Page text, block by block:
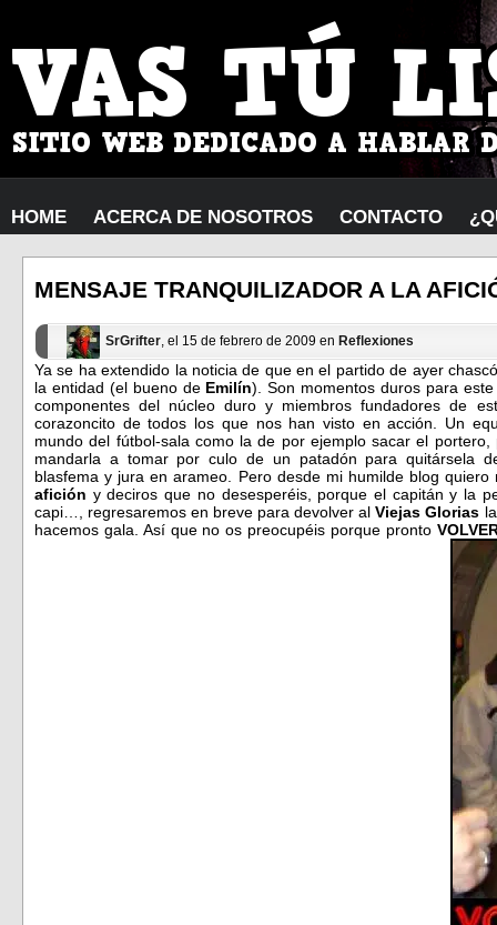
HOME ACERCA DE NOSOTROS CONTACTO
MENSAJE TRANQUILIZADOR A LA
SrGrifter, el 15 de febrero de 2009 en Reflexiones
Ya se ha extendido la noticia de que en el partido de ayer
la entidad (el bueno de Emilín). Son momentos duros para
componentes del núcleo duro y miembros fundadores de
corazoncito de todos los que nos han visto en acción. Un
mundo del fútbol-sala como la de por ejemplo sacar el
mandarla a tomar por culo de un patadón para quitársela
blasfema y jura en arameo. Pero desde mi humilde blog
afición y deciros que no desesperéis, porque el capitán y la
capi…, regresaremos en breve para devolver alViejas Glorias
hacemos gala. Así que no os preocupéis porque pronto